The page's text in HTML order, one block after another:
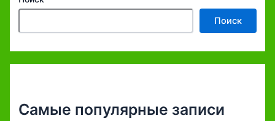
Поиск
Самые популярные записи